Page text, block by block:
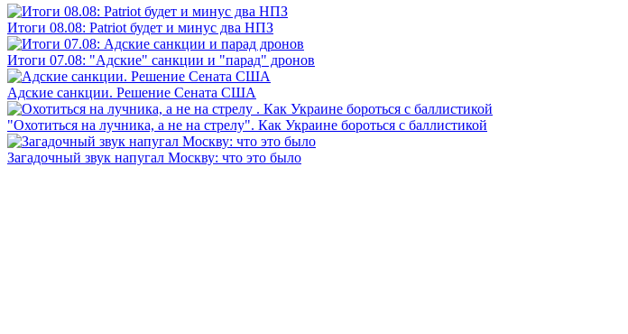
Итоги 08.08: Patriot будет и минус два НПЗ
Итоги 07.08: "Адские" санкции и "парад" дронов
Адские санкции. Решение Сената США
"Охотиться на лучника, а не на стрелу". Как Украине бороться с баллистикой
Загадочный звук напугал Москву: что это было